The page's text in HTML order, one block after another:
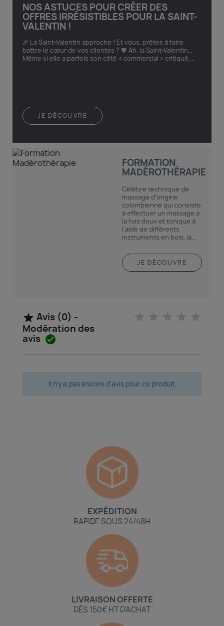
NOS ASTUCES POUR CRÉER DES
OFFRES IRRÉSISTIBLES POUR LA SAINT-
VALENTIN !
🎉 La Saint-Valentin approche ! Et vous, prêtes à faire
battre le cœur de vos clientes ? 💖 Ah, la Saint-Valentin…
Même si elle a parfois son côté « commercial » critiqué,...
JE DÉCOUVRE
FORMATION
MADÉROTHÉRAPIE
Célèbre technique de
massage d’origine
colombienne qui consiste
à effectuer un massage à
la fois doux et tonique à
l’aide de différents
instruments en bois, la...
JE DÉCOUVRE
 Avis (0) -
Modération des
avis 
Il n'y a pas encore d'avis pour ce produit.
EXPÉDITION
RAPIDE SOUS 24/48H
LIVRAISON OFFERTE
DÈS 150€ HT D'ACHAT